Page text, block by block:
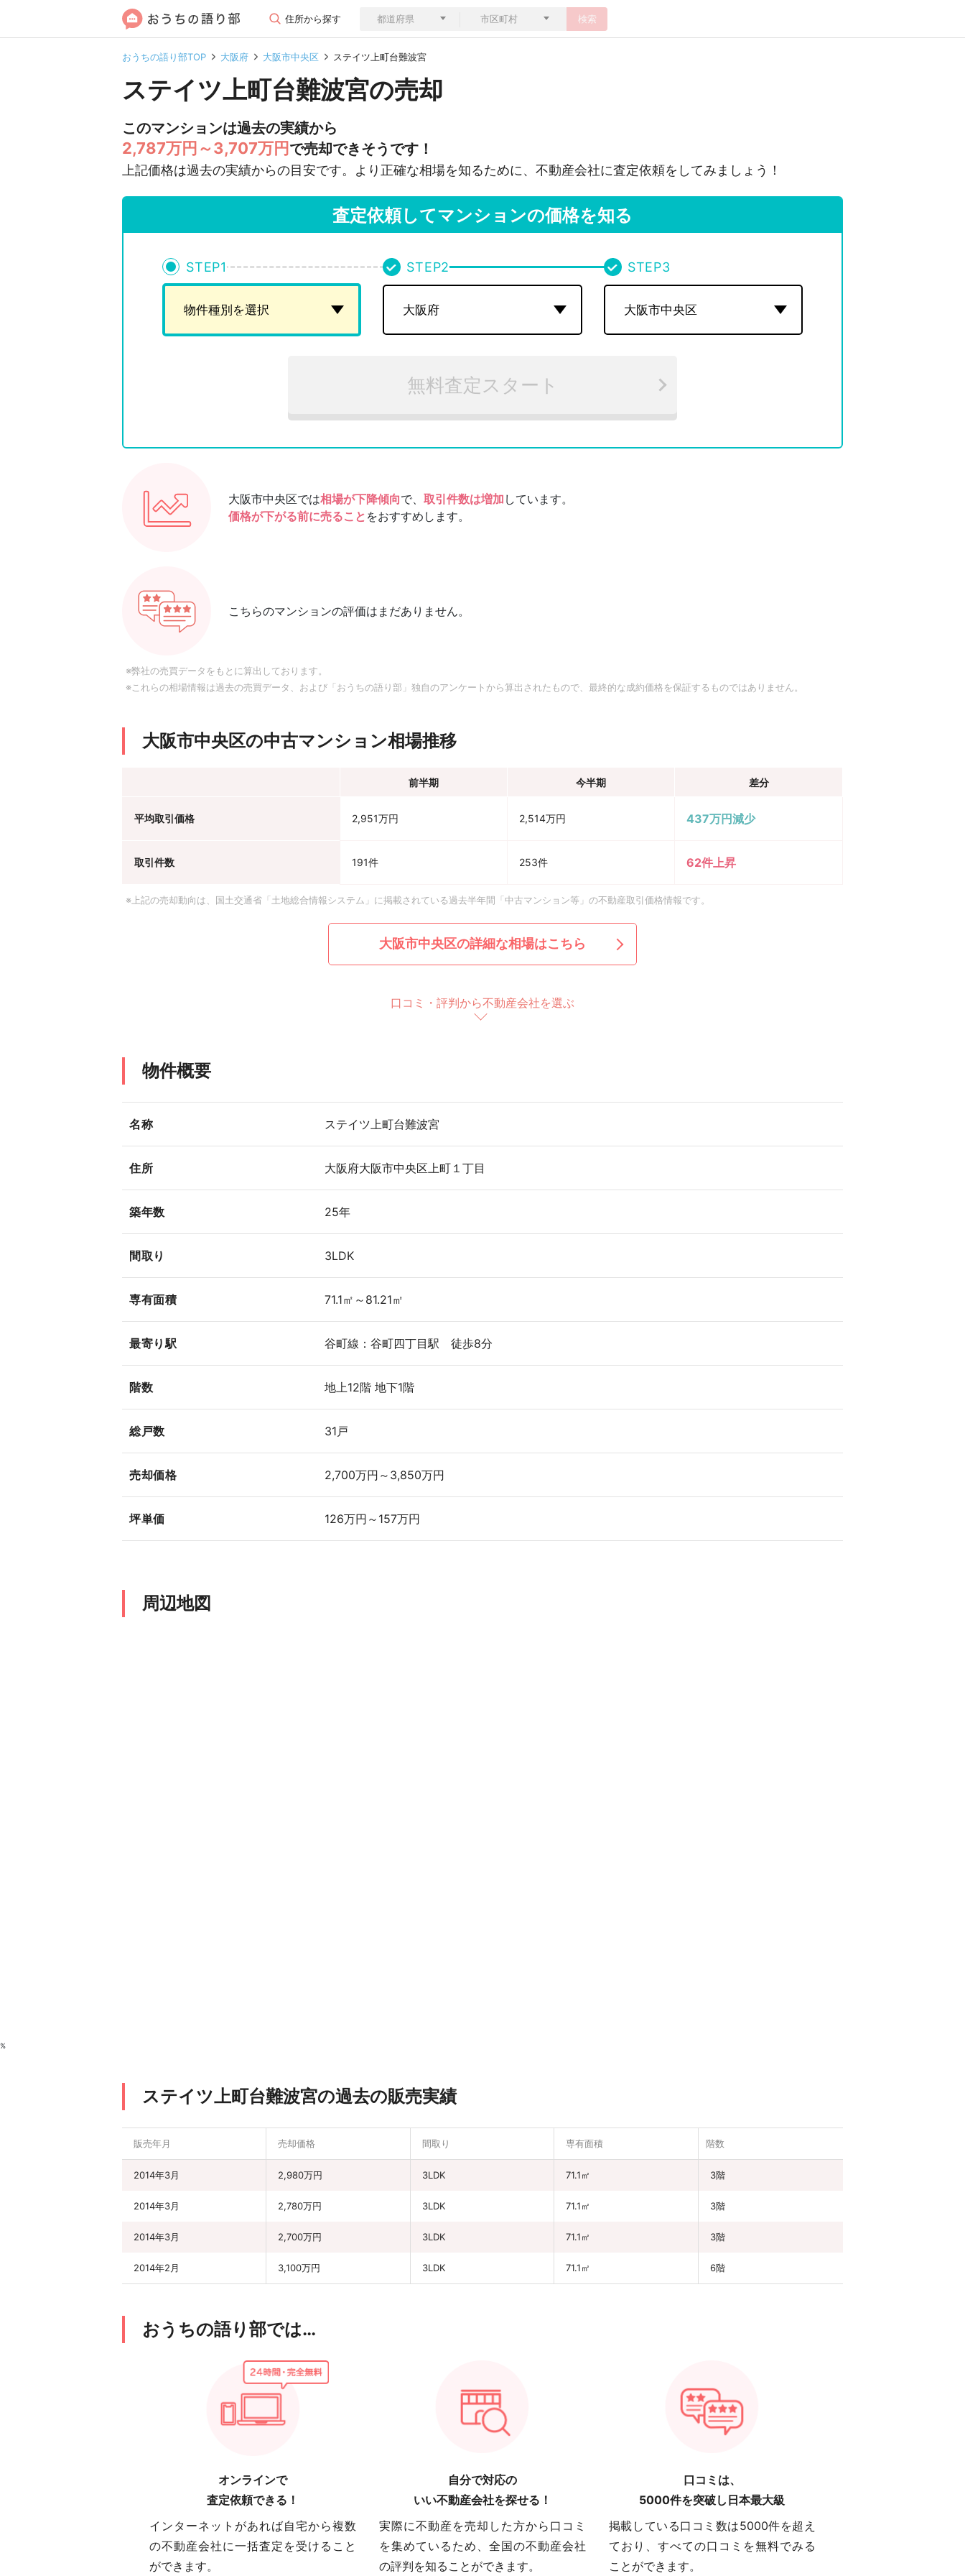
住所から探す 検索
おうちの語り部TOP 大阪府 大阪市中央区 ステイツ上町台難波宮
ステイツ上町台難波宮の売却
このマンションは過去の実績から
2,787万円～3,707万円 で売却できそうです！
上記価格は過去の実績からの目安です。より正確な相場を知るために、不動産会社に査定依頼をしてみましょう！
査定依頼してマンションの価格を知る
STEP1 STEP2 STEP3
無料査定スタート
大阪市中央区では相場が下降傾向で、 取引件数は増加 しています。
価格が下がる前に売ること をおすすめします。
こちらのマンションの評価はまだありません。
※弊社の売買データをもとに算出しております。
※これらの相場情報は過去の売買データ、および「おうちの語り部」独自のアンケートから算出されたもので、最終的な成約価格を保証するものではありません。
大阪市中央区の中古マンション相場推移
前半期 今半期 差分
平均取引価格 2,951万円 2,514万円 437万円減少
取引件数 191件 253件 62件上昇
※上記の売却動向は、国土交通省「土地総合情報システム」に掲載されている過去半年間「中古マンション等」の不動産取引価格情報です。
大阪市中央区の詳細な相場はこちら
口コミ・評判から不動産会社を選ぶ
物件概要
名称 ステイツ上町台難波宮
住所 大阪府大阪市中央区上町１丁目
築年数 25年
間取り 3LDK
専有面積 71.1㎡～81.21㎡
最寄り駅 谷町線：谷町四丁目駅 徒歩8分
階数 地上12階 地下1階
総戸数 31戸
売却価格 2,700万円～3,850万円
坪単価 126万円～157万円
周辺地図
%
ステイツ上町台難波宮の過去の販売実績
販売年月 売却価格 間取り 専有面積 階数
2014年3月 2,980万円 3LDK 71.1㎡ 3階
2014年3月 2,780万円 3LDK 71.1㎡ 3階
2014年3月 2,700万円 3LDK 71.1㎡ 3階
2014年2月 3,100万円 3LDK 71.1㎡ 6階
おうちの語り部では…
オンラインで
査定依頼できる！
インターネットがあれば自宅から複数
の不動産会社に一括査定を受けること
ができます。
自分で対応の
いい不動産会社を探せる！
実際に不動産を売却した方から口コミ
を集めているため、全国の不動産会社
の評判を知ることができます。
口コミは、
5000件を突破し日本最大級
掲載している口コミ数は5000件を超え
ており、すべての口コミを無料でみる
ことができます。